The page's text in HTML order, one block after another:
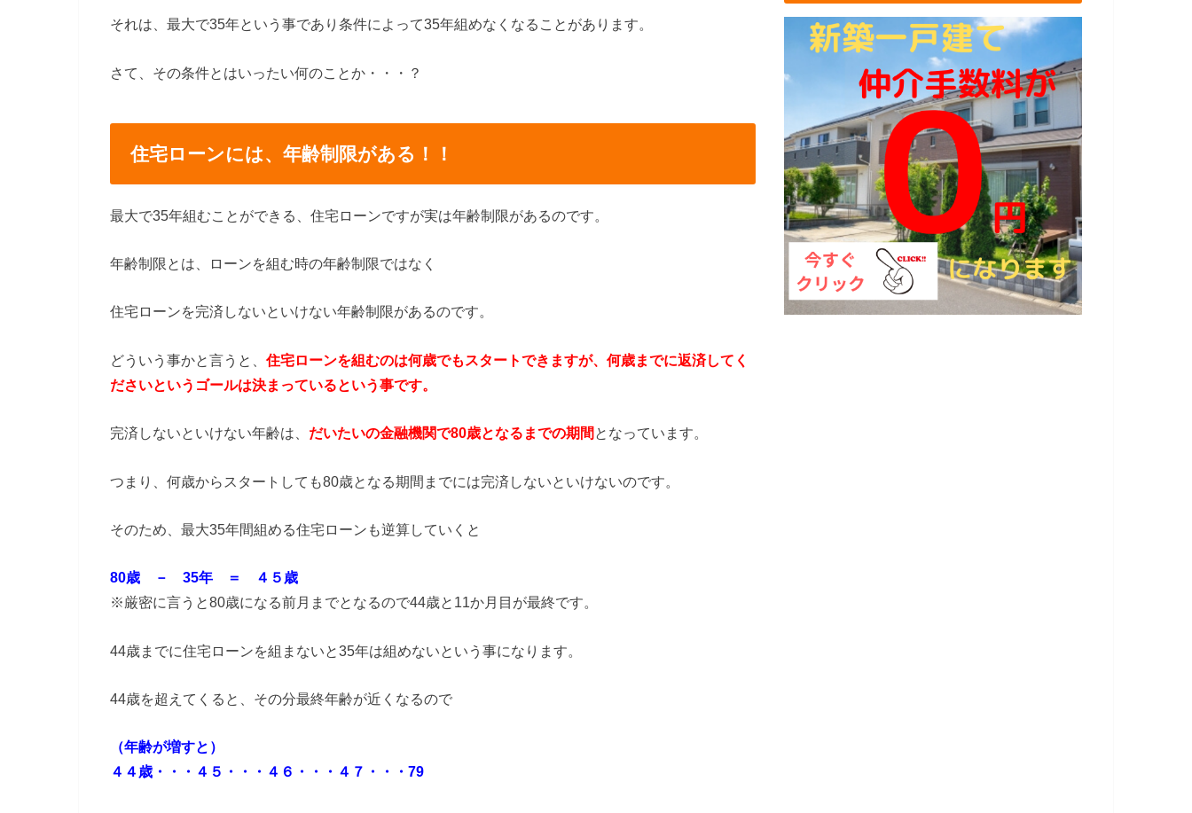
それは、最大で35年という事であり条件によって35年組めなくなることがあります。
さて、その条件とはいったい何のことか・・・？
住宅ローンには、年齢制限がある！！
最大で35年組むことができる、住宅ローンですが実は年齢制限があるのです。
年齢制限とは、ローンを組む時の年齢制限ではなく
住宅ローンを完済しないといけない年齢制限があるのです。
どういう事かと言うと、 住宅ローンを組むのは何歳でもスタートできますが、何歳までに返済してく
ださいというゴールは決まっているという事です。
完済しないといけない年齢は、 だいたいの金融機関で80歳となるまでの期間 となっています。
つまり、何歳からスタートしても80歳となる期間までには完済しないといけないのです。
そのため、最大35年間組める住宅ローンも逆算していくと
80歳 － 35年 ＝ ４５歳
※厳密に言うと80歳になる前月までとなるので44歳と11か月目が最終です。
44歳までに住宅ローンを組まないと35年は組めないという事になります。
44歳を超えてくると、その分最終年齢が近くなるので
（年齢が増すと）
４４歳・・・４５・・・４６・・・４７・・・79